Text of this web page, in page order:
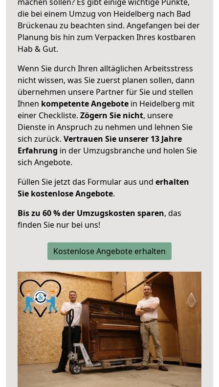
die bei einem Umzug von Heidelberg nach Bad
Brückenau zu beachten sind. Angefangen bei der
Planung bis hin zum Verpacken Ihres kostbaren
Hab & Gut.
Wenn Sie durch Ihren alltäglichen Arbeitsstress
nicht wissen, was Sie zuerst planen sollen, dann
übernehmen unsere Partner für Sie und stellen
Ihnen kompetente Angebote in Heidelberg mit
einer Checkliste. Zögern Sie nicht, unsere
Dienste in Anspruch zu nehmen und lehnen Sie
sich zurück. Vertrauen Sie unserer 13 Jahre
Erfahrung in der Umzugsbranche und holen Sie
sich Angebote.
Füllen Sie jetzt das Formular aus und erhalten
Sie kostenlose Angebote.
Bis zu 60 % der Umzugskosten sparen, das
finden Sie nur bei uns!
Kostenlose Angebote erhalten